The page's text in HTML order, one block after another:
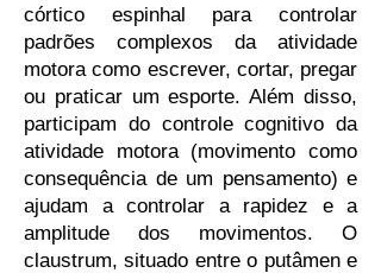
córtico espinhal para controlar
padrões complexos da atividade
motora como escrever, cortar, pregar
ou praticar um esporte. Além disso,
participam do controle cognitivo da
atividade motora (movimento como
consequência de um pensamento) e
ajudam a controlar a rapidez e a
amplitude dos movimentos. O
claustrum, situado entre o putâmen e